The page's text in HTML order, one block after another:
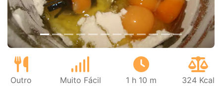
Outro Muito Fácil 1 h 10 m 324 Kcal